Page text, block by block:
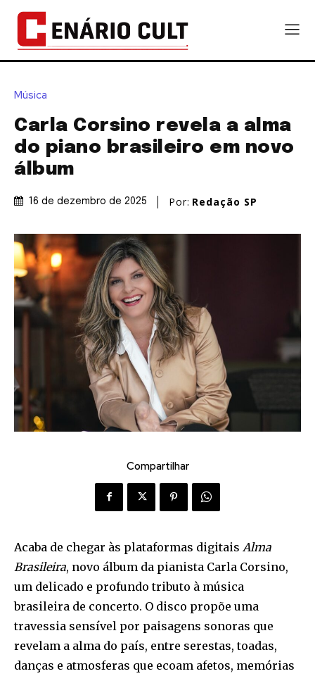
Música
Carla Corsino revela a alma
do piano brasileiro em novo
álbum
16 de dezembro de 2025 Por: Redação SP
Compartilhar
Acaba de chegar às plataformas digitais Alma
Brasileira, novo álbum da pianista Carla Corsino,
um delicado e profundo tributo à música
brasileira de concerto. O disco propõe uma
travessia sensível por paisagens sonoras que
revelam a alma do país, entre serestas, toadas,
danças e atmosferas que ecoam afetos, memórias